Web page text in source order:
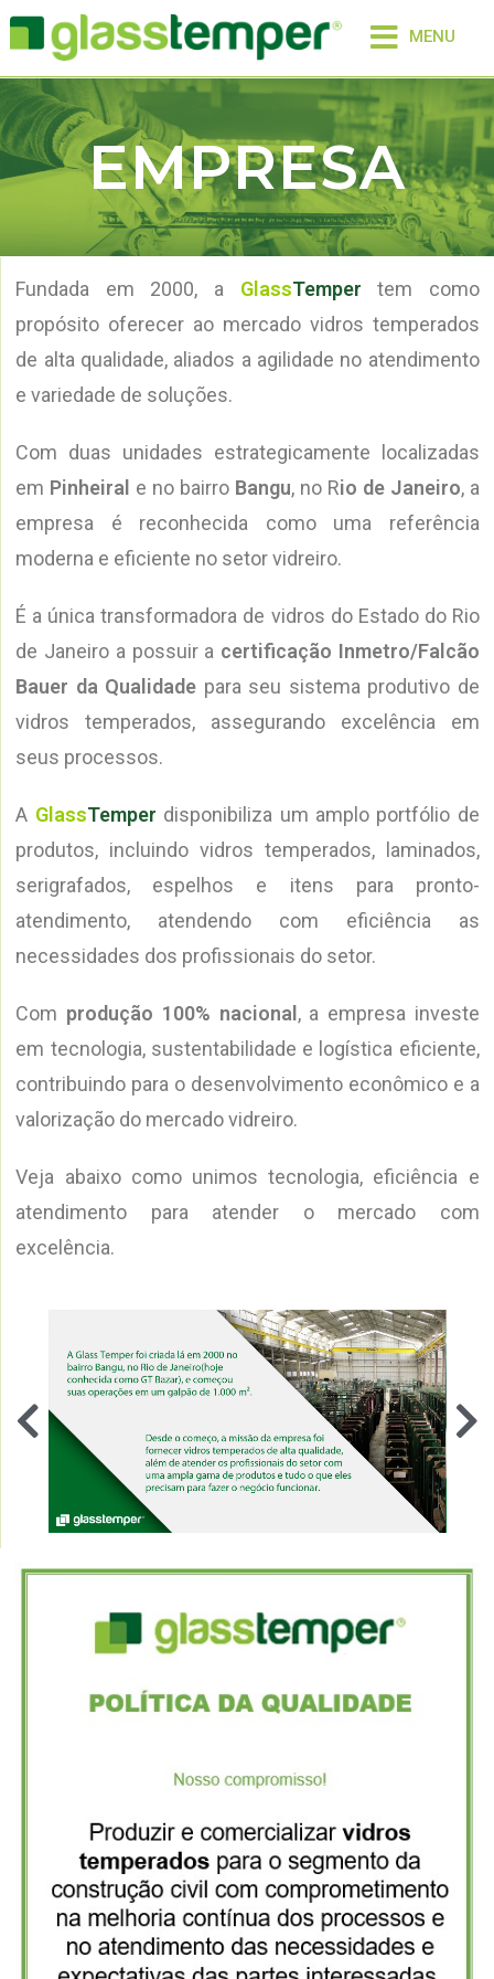
MENU
EMPRESA
Fundada em 2000, a GlassTemper tem como
propósito oferecer ao mercado vidros temperados
de alta qualidade, aliados a agilidade no atendimento
e variedade de soluções.
Com duas unidades estrategicamente localizadas
em Pinheiral e no bairro Bangu, no Rio de Janeiro, a
empresa é reconhecida como uma referência
moderna e eficiente no setor vidreiro.
É a única transformadora de vidros do Estado do Rio
de Janeiro a possuir a certificação Inmetro/Falcão
Bauer da Qualidade para seu sistema produtivo de
vidros temperados, assegurando excelência em
seus processos.
A GlassTemper disponibiliza um amplo portfólio de
produtos, incluindo vidros temperados, laminados,
serigrafados, espelhos e itens para pronto-
atendimento, atendendo com eficiência as
necessidades dos profissionais do setor.
Com produção 100% nacional , a empresa investe
em tecnologia, sustentabilidade e logística eficiente,
contribuindo para o desenvolvimento econômico e a
valorização do mercado vidreiro.
Veja abaixo como unimos tecnologia, eficiência e
atendimento para atender o mercado com
excelência.